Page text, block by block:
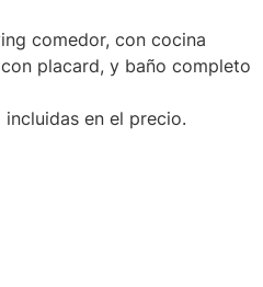
comedor, con cocina
placard, y baño completo
en el precio.